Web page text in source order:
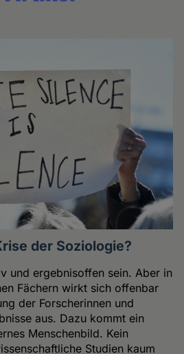
der Soziologie?
und ergebnisoffen sein. Aber in
Fächern wirkt sich offenbar
der Forscherinnen und
aus. Dazu kommt ein
Menschenbild. Kein
Studien kaum